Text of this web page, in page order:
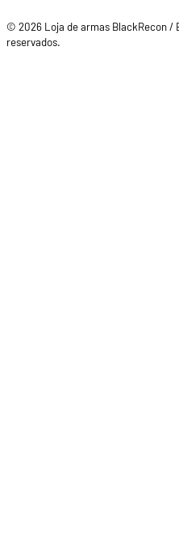
© 2026 Loja de armas BlackRecon /
reservados.